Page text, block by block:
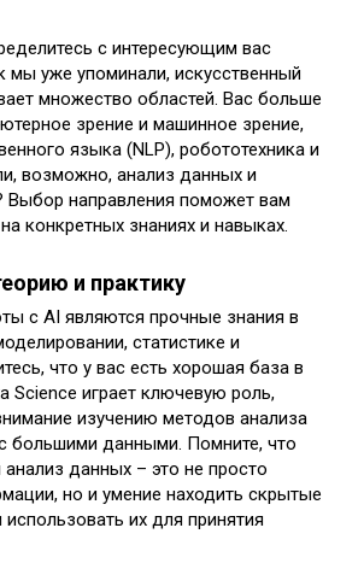
с интересующим вас
мы уже упоминали, искусственный
множество областей. Вас больше
зрение и машинное зрение,
языка (NLP), робототехника и
возможно, анализ данных и
Выбор направления поможет вам
конкретных знаниях и навыках.
и практику
с AI являются прочные знания в
статистике и
что у вас есть хорошая база в
Science играет ключевую роль,
изучению методов анализа
большими данными. Помните, что
анализ данных – это не просто
но и умение находить скрытые
их для принятия